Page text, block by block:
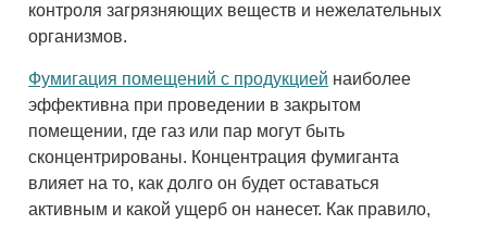
контроля загрязняющих веществ и нежелательных
организмов.
Фумигация помещений с продукцией наиболее
эффективна при проведении в закрытом
помещении, где газ или пар могут быть
сконцентрированы. Концентрация фумиганта
влияет на то, как долго он будет оставаться
активным и какой ущерб он нанесет. Как правило,